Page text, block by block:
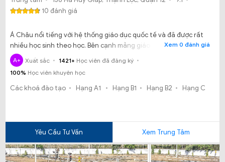
10 đánh giá
Á Châu nổi tiếng với hệ thống giáo dục quốc tế và đã được rất
nhiều học sinh theo học. Bên cạnh mảng giáo dục thì Á Châu
còn mở rộng thêm sang ngành đào tạo lái xe. Hãy cùng chúng
tôi tìm hiểu xem dạy học lái xe ở Trung tâm Á Châu có gì đặc biệt
nhé.
Xem 0 đánh giá
A+ Xuất sắc 1421+ Học viên đã đăng ký
100% Học viên khuyên học
Các khoá đào tạo Hạng A1 Hạng B1 Hạng B2 Hạng C
Yêu Cầu Tư Vấn Xem Trung Tâm